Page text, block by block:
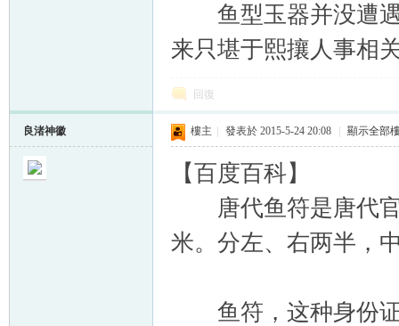
鱼型玉器并没遭遇
来只堪于熙攘人事相
回復
良渚神徽 樓主 發表於 2015-5-24 20:08 顯示全部
【百度百科】
唐代鱼符是唐代官
米。分左、右两半，
鱼符，这种身份证